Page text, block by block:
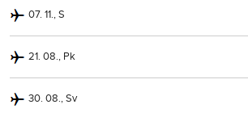
07. 11., S
21. 08., Pk
30. 08., Sv